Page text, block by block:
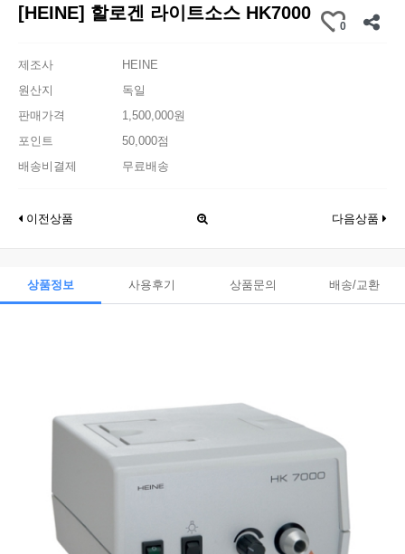
[HEINE] 할로겐 라이트소스 HK7000
0
제조사
HEINE
원산지
독일
판매가격
1,500,000원
포인트
50,000점
배송비결제
무료배송
이전상품 다음상품
상품정보 사용후기 상품문의 배송/교환